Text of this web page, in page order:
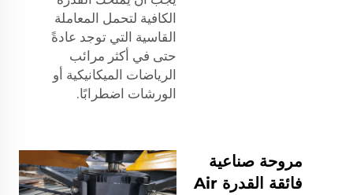
الكافية لتحمل المعاملة
القاسية التي توجد عادةً
حتى في أكثر مرائب
الرياضات الميكانيكية أو
الورشات اضطرابًا.
مروحة صناعية
فائقة القدرة Air